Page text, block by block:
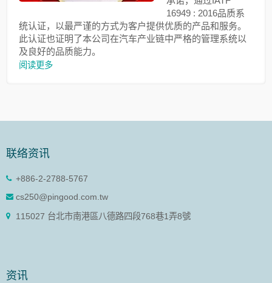
16949 : 2016品质系
统认证，以最严谨的方式为客户提供优质的产品和服务。
此认证也证明了本公司在汽车产业链中严格的管理系统以
及良好的品质能力。
阅读更多
联络资讯
+886-2-2788-5767
cs250@pingood.com.tw
115027 台北市南港區八德路四段768巷1弄8號
资讯